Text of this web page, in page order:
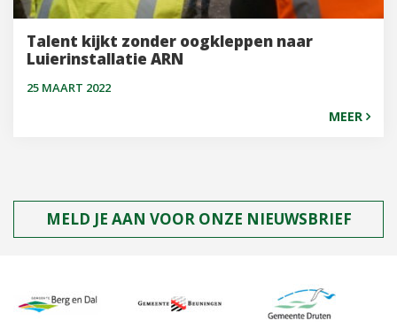
Talent kijkt zonder oogkleppen naar
Luierinstallatie ARN
25 MAART 2022
MEER
MELD JE AAN VOOR ONZE NIEUWSBRIEF